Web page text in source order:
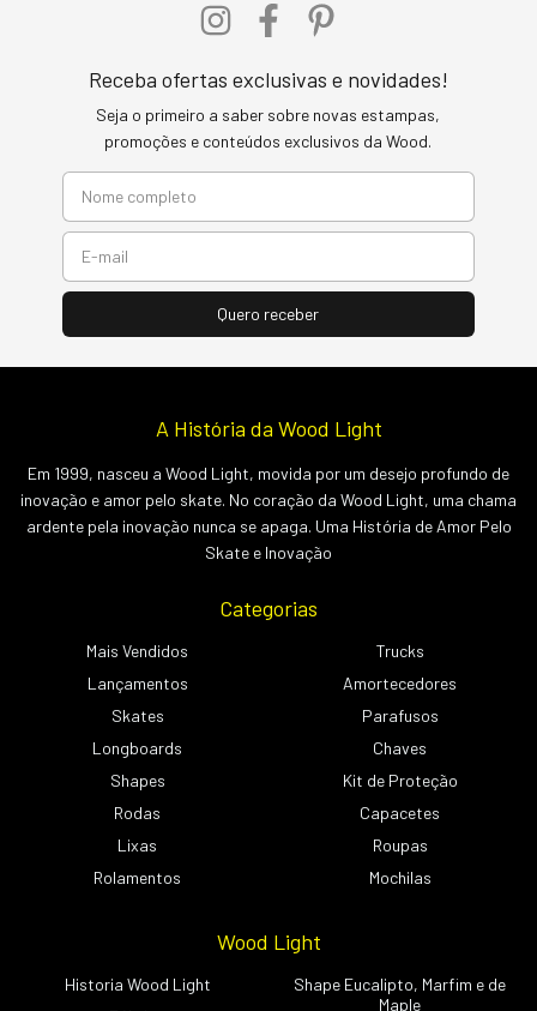
Receba ofertas exclusivas e novidades!
Seja o primeiro a saber sobre novas estampas,
promoções e conteúdos exclusivos da Wood.
A História da Wood Light
Em 1999, nasceu a Wood Light, movida por um desejo profundo de
inovação e amor pelo skate. No coração da Wood Light, uma chama
ardente pela inovação nunca se apaga. Uma História de Amor Pelo
Skate e Inovação
Categorias
Mais Vendidos
Lançamentos
Skates
Longboards
Shapes
Rodas
Lixas
Rolamentos
Trucks
Amortecedores
Parafusos
Chaves
Kit de Proteção
Capacetes
Roupas
Mochilas
Wood Light
Historia Wood Light
Shape Eucalipto, Marfim e de
Maple